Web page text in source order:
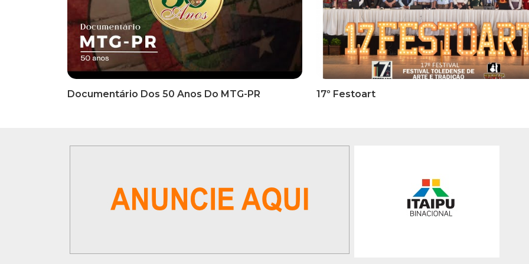
INFORMATIVOS
EDITAL DE CONVOCAÇÃO Nº
002/2026 - PROCESSO DE
SELEÇÃO DE EMPRESA PARA
PRESTAÇÃO DE SERVIÇOS DE
MARKETING E COMUNICAÇÃO
INFORMATIVOS
COMUNICADO OFICIAL -
Inscrições Para A 1ª Etapa
Classificatória Do 35º FEPART,
Que Ocorrerá Do Dia 05 Ao Dia
07 De Junho De 2026
INFORMATIVOS
EDITAL 3/2026 –
INSCRIÇÕES 1ª ETAPA
CLASSIFICATÓRIA DO 35°
FEPART